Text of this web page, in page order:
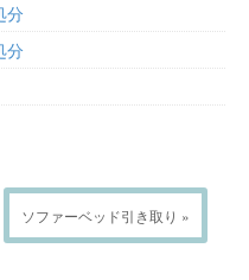
分
分
ソファーベッド引き取り »